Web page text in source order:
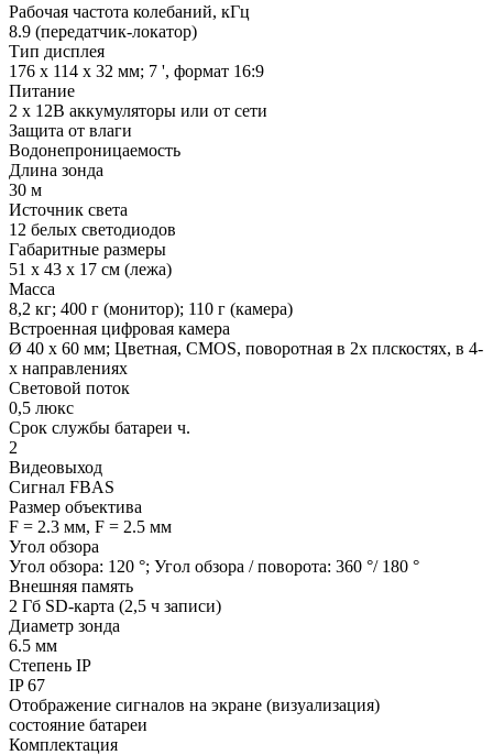
Рабочая частота колебаний, кГц
8.9 (передатчик-локатор)
Тип дисплея
176 х 114 х 32 мм; 7 ', формат 16:9
Питание
2 х 12В аккумуляторы или от сети
Защита от влаги
Водонепроницаемость
Длина зонда
30 м
Источник света
12 белых светодиодов
Габаритные размеры
51 х 43 х 17 см (лежа)
Масса
8,2 кг; 400 г (монитор); 110 г (камера)
Встроенная цифровая камера
Ø 40 х 60 мм; Цветная, CMOS, поворотная в 2х плскостях, в 4-
х направлениях
Световой поток
0,5 люкс
Срок службы батареи ч.
2
Видеовыход
Сигнал FBAS
Размер объектива
F = 2.3 мм, F = 2.5 мм
Угол обзора
Угол обзора: 120 °; Угол обзора / поворота: 360 °/ 180 °
Внешняя память
2 Гб SD-карта (2,5 ч записи)
Диаметр зонда
6.5 мм
Степень IP
IP 67
Отображение сигналов на экране (визуализация)
состояние батареи
Комплектация